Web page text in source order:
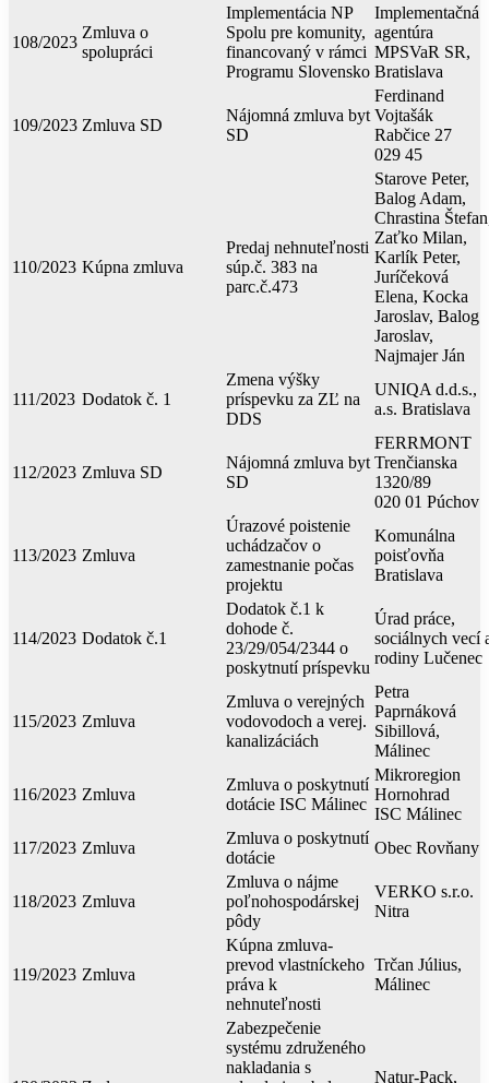
108/2023
Zmluva o
spolupráci
Implementácia NP
Spolu pre komunity,
financovaný v rámci
Programu Slovensko
Implementačná
agentúra
MPSVaR SR,
Bratislava
109/2023 Zmluva SD
Nájomná zmluva byt
SD
Ferdinand
Vojtašák
Rabčice 27
029 45
110/2023 Kúpna zmluva
Predaj nehnuteľnosti
súp.č. 383 na
parc.č.473
Starove Peter,
Balog Adam,
Chrastina
Zaťko Milan,
Karlík Peter,
Juríčeková
Elena, Kocka
Jaroslav, Balog
Jaroslav,
Najmajer Ján
111/2023 Dodatok č. 1
Zmena výšky
príspevku za ZĽ na
DDS
UNIQA d.d.s.,
a.s. Bratislava
112/2023 Zmluva SD
Nájomná zmluva byt
SD
FERRMONT
Trenčianska
1320/89
020 01 Púchov
113/2023 Zmluva
Úrazové poistenie
uchádzačov o
zamestnanie počas
projektu
Komunálna
poisťovňa
Bratislava
114/2023 Dodatok č.1
Dodatok č.1 k
dohode č.
23/29/054/2344 o
poskytnutí príspevku
Úrad práce,
sociálnych vecí
rodiny Lučenec
115/2023 Zmluva
Zmluva o verejných
vodovodoch a verej.
kanalizáciách
Petra
Paprnáková
Sibillová,
Málinec
116/2023 Zmluva
Zmluva o poskytnutí
dotácie ISC Málinec
Mikroregion
Hornohrad
ISC Málinec
117/2023 Zmluva
Zmluva o poskytnutí
dotácie
Obec Rovňany
118/2023 Zmluva
Zmluva o nájme
poľnohospodárskej
pôdy
VERKO s.r.o.
Nitra
119/2023 Zmluva
Kúpna zmluva-
prevod vlastníckeho
práva k
nehnuteľnosti
Trčan Július,
Málinec
Zabezpečenie
systému združeného
nakladania s
Natur-Pack,